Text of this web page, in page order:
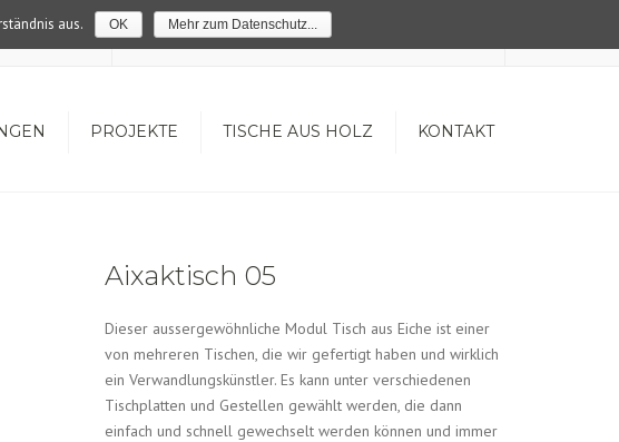
Werkstattverkauf! Termine nach Vereinbarung...
PROJEKTE TISCHE AUS HOLZ KONTAKT
Aixaktisch 05
Dieser aussergewöhnliche Modul Tisch aus Eiche ist einer
von mehreren Tischen, die wir gefertigt haben und wirklich
ein Verwandlungskünstler. Es kann unter verschiedenen
Tischplatten und Gestellen gewählt werden, die dann
einfach und schnell gewechselt werden können und immer
aus. OK Mehr zum Datenschutz...